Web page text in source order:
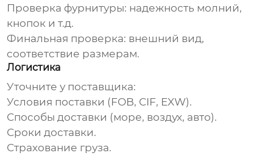
Проверка фурнитуры: надежность молний,
кнопок и т.д.
Финальная проверка: внешний вид,
соответствие размерам.
Логистика
Уточните у поставщика:
Условия поставки (FOB, CIF, EXW).
Способы доставки (море, воздух, авто).
Сроки доставки.
Страхование груза.